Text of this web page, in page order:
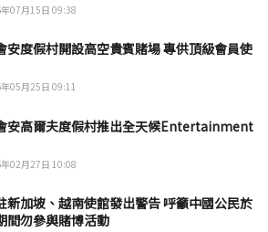
07月15日 09:38
安度假村開設高空貴賓賭場 專供頂級會員使
05月25日 09:11
安高爾夫度假村推出全天候Entertainment
02月27日 10:08
新加坡、越南使館發出警告 呼籲中國公民於
間勿參與賭博活動